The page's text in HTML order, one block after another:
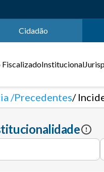
Cidadão
FiscalizadoInstitucional
Precedentes